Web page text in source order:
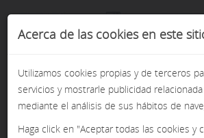
Acerca de las cookies en este
Utilizamos cookies propias y de terceros
servicios y mostrarle publicidad
mediante el análisis de sus hábitos de
Haga click en "Aceptar todas las cookies y